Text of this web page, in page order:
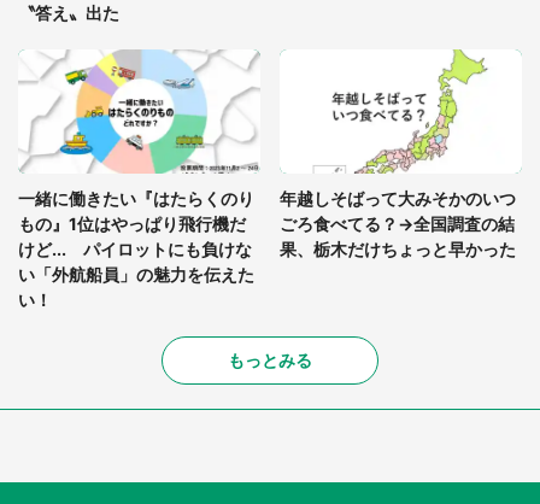
〝答え〟出た
一緒に働きたい『はたらくのり
もの』1位はやっぱり飛行機だ
けど... パイロットにも負けな
い「外航船員」の魅力を伝えた
い！
年越しそばって大みそかのいつ
ごろ食べてる？→全国調査の結
果、栃木だけちょっと早かった
もっとみる